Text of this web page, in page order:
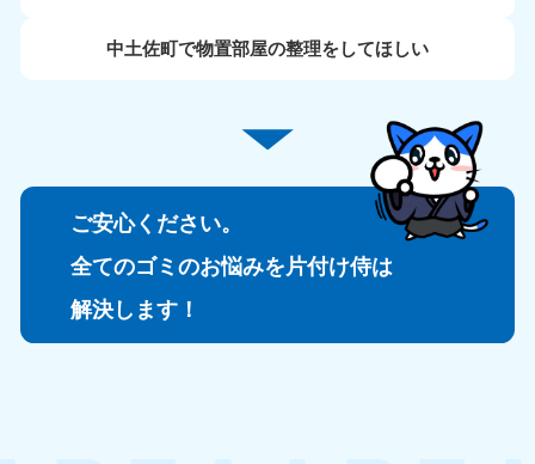
中土佐町で物置部屋の整理をしてほしい
ご安心ください。
全てのゴミのお悩みを片付け侍は
解決します！